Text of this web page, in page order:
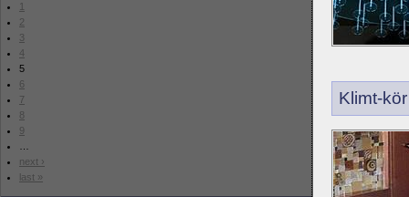
1
2
3
4
5
6
7
8
9
…
next ›
last »
Klimt-kör